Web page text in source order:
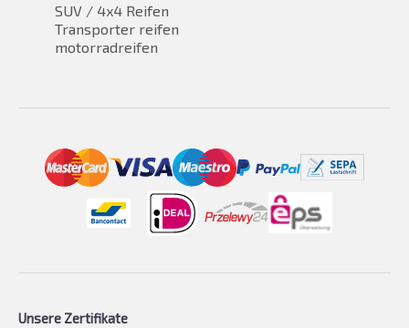
SUV / 4x4 Reifen
Transporter reifen
motorradreifen
Unsere Zertifikate